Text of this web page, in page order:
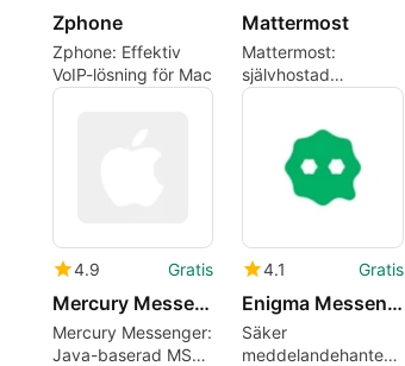
Zphone
Zphone: Effektiv
VoIP-lösning för Mac
Mattermost
Mattermost:
självhostad
samarbete för
säkerhetsfokuserade
4.9 Gratis
Mercury Messenger
Mercury Messenger:
Java-baserad MSN-
4.1 Gratis
Enigma Messenger
Säker
meddelandehantering